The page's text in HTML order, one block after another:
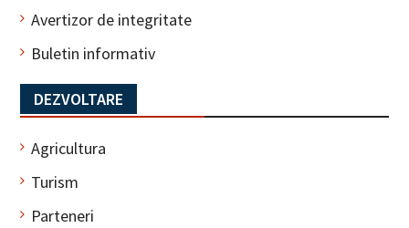
Avertizor de integritate
Buletin informativ
DEZVOLTARE
Agricultura
Turism
Parteneri